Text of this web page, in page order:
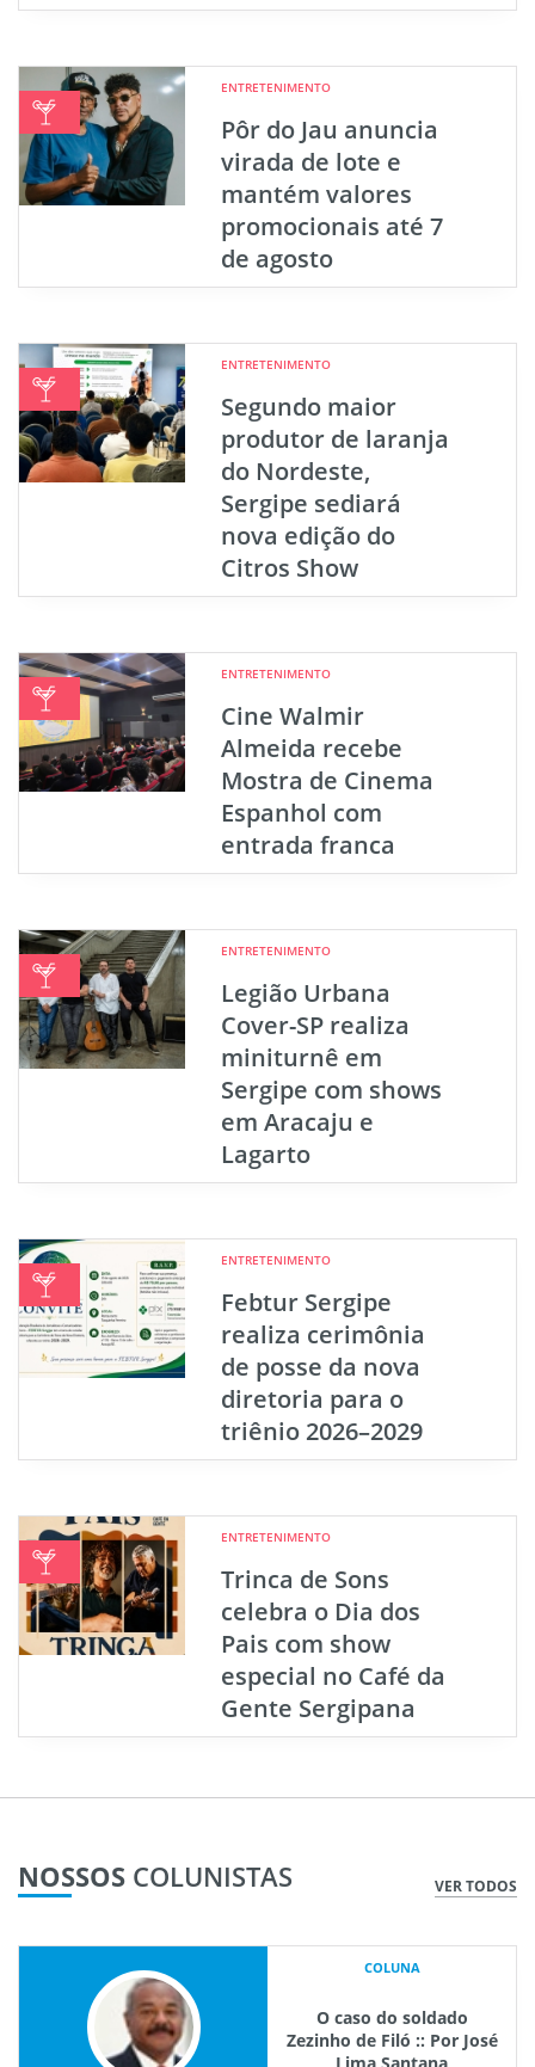
ENTRETENIMENTO
Pôr do Jau anuncia
virada de lote e
mantém valores
promocionais até 7
de agosto
ENTRETENIMENTO
Segundo maior
produtor de laranja
do Nordeste,
Sergipe sediará
nova edição do
Citros Show
ENTRETENIMENTO
Cine Walmir
Almeida recebe
Mostra de Cinema
Espanhol com
entrada franca
ENTRETENIMENTO
Legião Urbana
Cover-SP realiza
miniturnê em
Sergipe com shows
em Aracaju e
Lagarto
ENTRETENIMENTO
Febtur Sergipe
realiza cerimônia
de posse da nova
diretoria para o
triênio 2026–2029
ENTRETENIMENTO
Trinca de Sons
celebra o Dia dos
Pais com show
especial no Café da
Gente Sergipana
NOSSOS COLUNISTAS VER TODOS
COLUNA
O caso do soldado
Zezinho de Filó :: Por José